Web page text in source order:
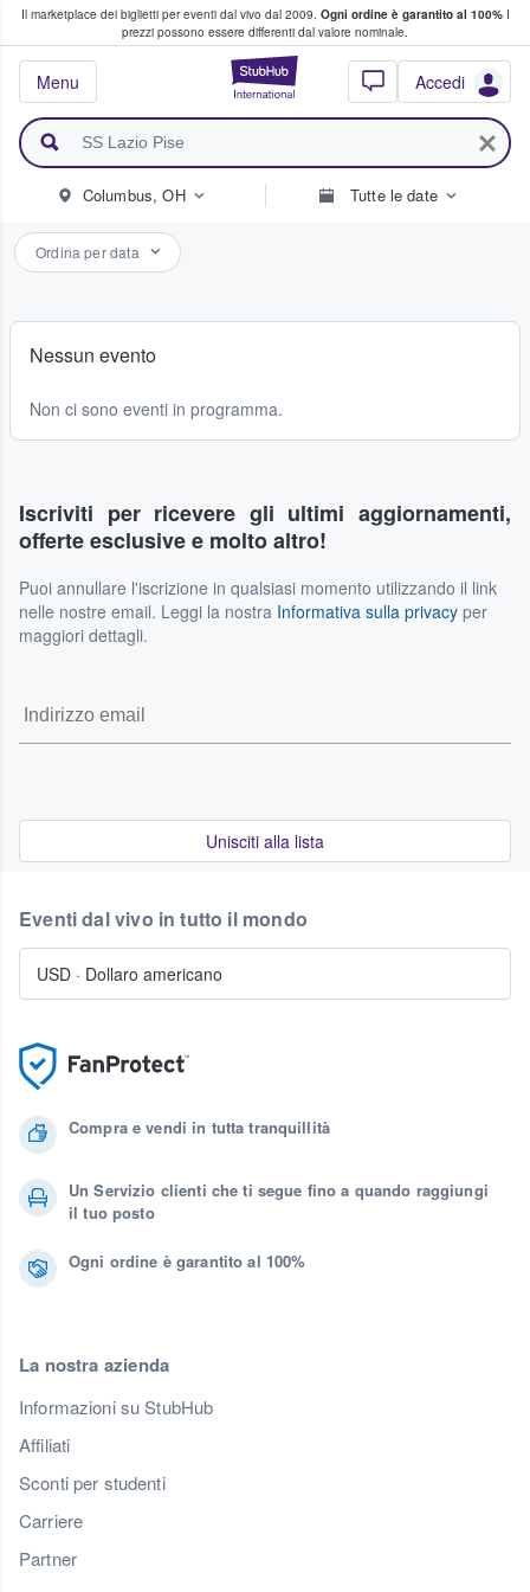
Il marketplace dei biglietti per eventi dal vivo dal 2009. Ogni ordine è garantito al 100%I
prezzi possono essere differenti dal valore nominale.
StubHub - Dove
Accedi
Menu
fan comprano e vendono biglietti
Columbus, OH Tutte le date
Ordina per data
Nessun evento
Non ci sono eventi in programma.
Iscriviti per ricevere gli ultimi aggiornamenti,
offerte esclusive e molto altro!
Puoi annullare l'iscrizione in qualsiasi momento utilizzando il link
nelle nostre email. Leggi la nostra Informativa sulla privacy per
maggiori dettagli.
Unisciti alla lista
Compra e vendi in tutta tranquillità
Un Servizio clienti che ti segue fino a quando raggiungi
il tuo posto
Ogni ordine è garantito al 100%
La nostra azienda
Informazioni su StubHub
Affiliati
Sconti per studenti
Carriere
Partner
Eventi dal vivo in tutto il mondo
USD · Dollaro americano